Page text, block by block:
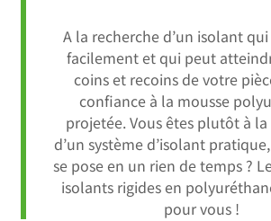
A la recherche d’un isolant qui
facilement et qui peut
coins et recoins de votre
confiance à la mousse
projetée. Vous êtes plutôt à
d’un système d’isolant
se pose en un rien de temps ?
isolants rigides en
pour vous !